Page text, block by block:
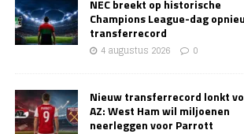
NEC breekt op historische
Champions League-dag
transferrecord
4 augustus 2026 0
Nieuw transferrecord lonkt
AZ: West Ham wil miljoenen
neerleggen voor Parrott